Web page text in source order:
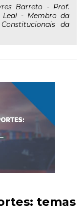
Barreto - Prof.
Leal - Membro da
da
temas